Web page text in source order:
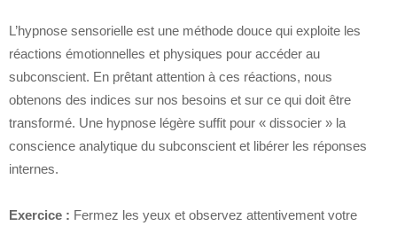
L’hypnose sensorielle est une méthode douce qui exploite les
réactions émotionnelles et physiques pour accéder au
subconscient. En prêtant attention à ces réactions, nous
obtenons des indices sur nos besoins et sur ce qui doit être
transformé. Une hypnose légère suffit pour « dissocier » la
conscience analytique du subconscient et libérer les réponses
internes.
Exercice : Fermez les yeux et observez attentivement votre